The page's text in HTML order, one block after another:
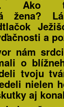
Ako
žena?
a
nám
o
tvoju
nielen
aj